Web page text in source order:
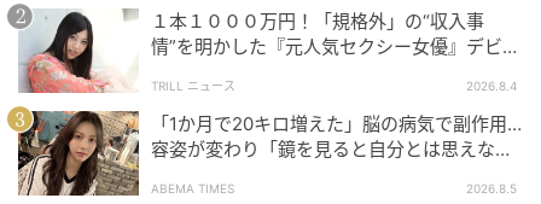
１本１０００万円！「規格外」の“収入事
情”を明かした『元人気セクシー女優』デビュ
TRILL ニュース 2026.8.4
「1か月で20キロ増えた」脳の病気で副作用…
容姿が変わり「鏡を見ると自分とは思えなか
ABEMA TIMES 2026.8.5